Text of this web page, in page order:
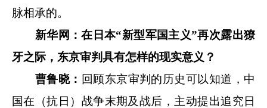
脉相承的。
新华网：在日本“新型军国主义”再次露出獠
牙之际，东京审判具有怎样的现实意义？
曹鲁晓： 回顾东京审判的历史可以知道，中
国在（抗日）战争末期及战后，主动提出追究日